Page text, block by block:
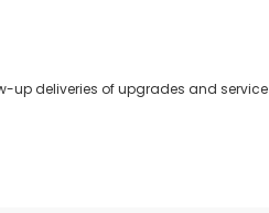
up deliveries of upgrades and